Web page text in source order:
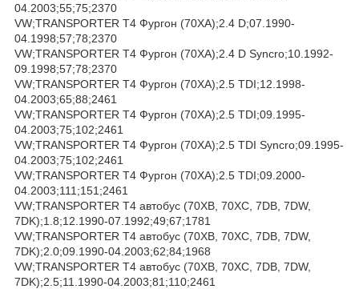
04.2003;55;75;2370
VW;TRANSPORTER T4 Фургон (70XA);2.4 D;07.1990-
04.1998;57;78;2370
VW;TRANSPORTER T4 Фургон (70XA);2.4 D Syncro;10.1992-
09.1998;57;78;2370
VW;TRANSPORTER T4 Фургон (70XA);2.5 TDI;12.1998-
04.2003;65;88;2461
VW;TRANSPORTER T4 Фургон (70XA);2.5 TDI;09.1995-
04.2003;75;102;2461
VW;TRANSPORTER T4 Фургон (70XA);2.5 TDI Syncro;09.1995-
04.2003;75;102;2461
VW;TRANSPORTER T4 Фургон (70XA);2.5 TDI;09.2000-
04.2003;111;151;2461
VW;TRANSPORTER T4 автобус (70XB, 70XC, 7DB, 7DW,
7DK);1.8;12.1990-07.1992;49;67;1781
VW;TRANSPORTER T4 автобус (70XB, 70XC, 7DB, 7DW,
7DK);2.0;09.1990-04.2003;62;84;1968
VW;TRANSPORTER T4 автобус (70XB, 70XC, 7DB, 7DW,
7DK);2.5;11.1990-04.2003;81;110;2461